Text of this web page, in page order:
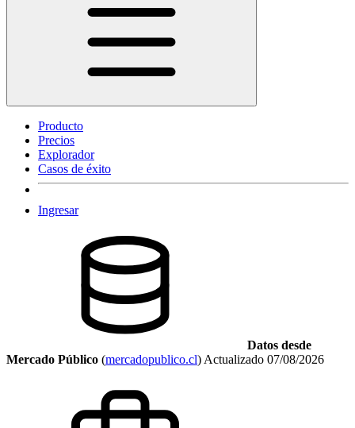
Producto
Precios
Explorador
Casos de éxito
Ingresar
Datos desde
Mercado Público (mercadopublico.cl) Actualizado 07/08/2026